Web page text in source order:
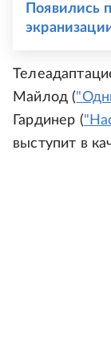
Появились
Майлод (
Гардинер (
выступит в